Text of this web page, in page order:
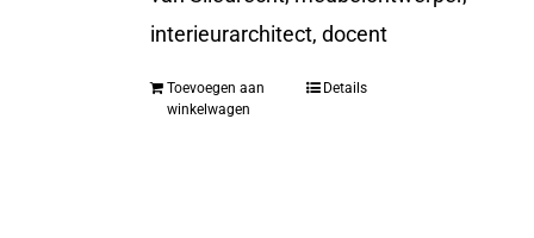
interieurarchitect, docent
Toevoegen aan
winkelwagen
Details